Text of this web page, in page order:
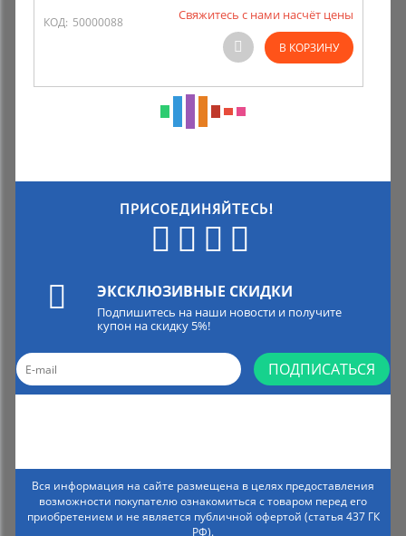
КОД: 50000088 Свяжитесь с нами насчёт цены
В КОРЗИНУ
ПРИСОЕДИНЯЙТЕСЬ!
ЭКСКЛЮЗИВНЫЕ СКИДКИ
Подпишитесь на наши новости и получите
купон на скидку 5%!
ПОДПИСАТЬСЯ
Вся информация на сайте размещена в целях предоставления
возможности покупателю ознакомиться с товаром перед его
приобретением и не является публичной офертой (статья 437 ГК
РФ).